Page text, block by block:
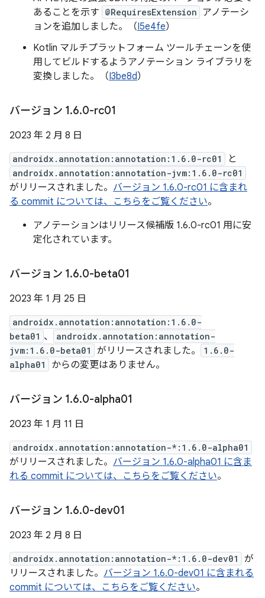
あることを示す @RequiresExtension アノテーシ
ョンを追加しました。（I5e4fe）
Kotlin マルチプラットフォーム ツールチェーンを使
用してビルドするようアノテーション ライブラリを
変換しました。（I3be8d）
バージョン 1.6.0-rc01
2023 年 2 月 8 日
androidx.annotation:annotation:1.6.0-rc01 と
androidx.annotation:annotation-jvm:1.6.0-rc01
がリリースされました。 バージョン 1.6.0-rc01 に含まれ
る commit については、こちらをご覧ください。
アノテーションはリリース候補版 1.6.0-rc01 用に安
定化されています。
バージョン 1.6.0-beta01
2023 年 1 月 25 日
androidx.annotation:annotation:1.6.0-
beta01 、
androidx.annotation:annotation-
jvm:1.6.0-beta01
がリリースされました。
1.6.0-
alpha01
からの変更はありません。
バージョン 1.6.0-alpha01
2023 年 1 月 11 日
androidx.annotation:annotation-*:1.6.0-alpha01
がリリースされました。 バージョン 1.6.0-alpha01 に含ま
れる commit については、こちらをご覧ください。
バージョン 1.6.0-dev01
2023 年 2 月 8 日
androidx.annotation:annotation-*:1.6.0-dev01
が
リリースされました。 バージョン 1.6.0-dev01 に含まれる
commit については、こちらをご覧ください。